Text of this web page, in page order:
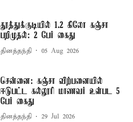
தூத்துக்குடியில் 1.2 கிலோ கஞ்சா
பறிமுதல்: 2 பேர் கைது
தினத்தந்தி 05 Aug 2026
சென்னை: கஞ்சா விற்பனையில்
ஈடுபட்ட கல்லூரி மாணவர் உள்பட 5
பேர் கைது
தினத்தந்தி 29 Jul 2026